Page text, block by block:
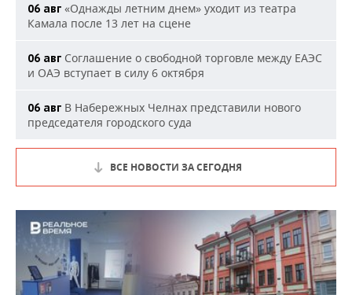
06 авг «Однажды летним днем» уходит из театра
Камала после 13 лет на сцене
06 авг Соглашение о свободной торговле между ЕАЭС
и ОАЭ вступает в силу 6 октября
06 авг В Набережных Челнах представили нового
председателя городского суда
ВСЕ НОВОСТИ ЗА СЕГОДНЯ